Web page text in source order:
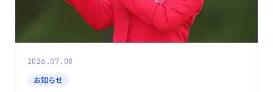
2026.07.08
お知らせ